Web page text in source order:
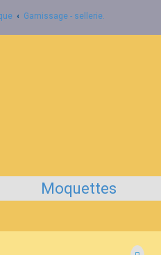
Garnissage - sellerie.
Moquettes